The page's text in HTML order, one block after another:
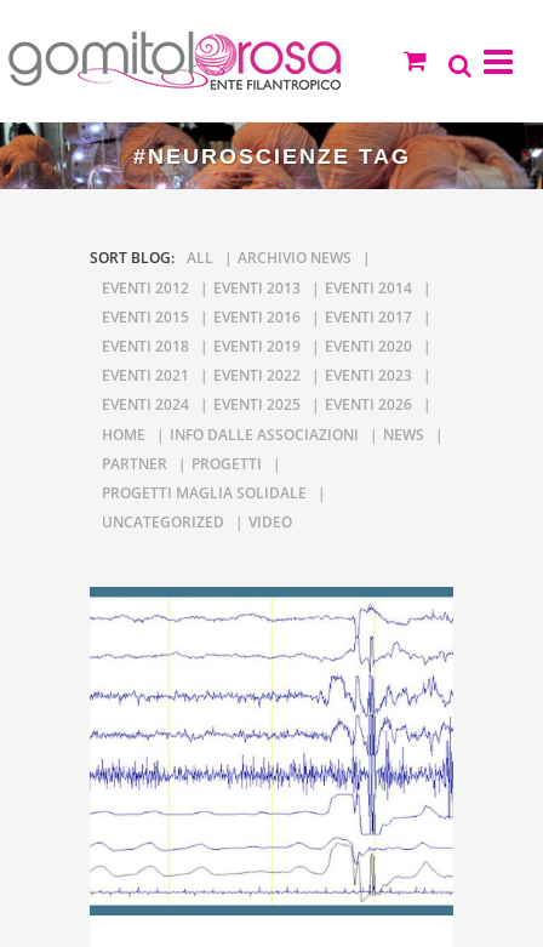
#NEUROSCIENZE TAG
SORT BLOG: ALL
ARCHIVIO NEWS
EVENTI 2012
EVENTI 2013
EVENTI 2014
EVENTI 2015
EVENTI 2016
EVENTI 2017
EVENTI 2018
EVENTI 2019
EVENTI 2020
EVENTI 2021
EVENTI 2022
EVENTI 2023
EVENTI 2024
EVENTI 2025
EVENTI 2026
HOME
INFO DALLE ASSOCIAZIONI
NEWS
PARTNER
PROGETTI
PROGETTI MAGLIA SOLIDALE
UNCATEGORIZED
VIDEO